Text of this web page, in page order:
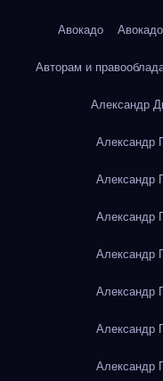
Авокадо Авокадо
Авторам и
Александр
Александр
Александр
Александр
Александр
Александр
Александр
Александр